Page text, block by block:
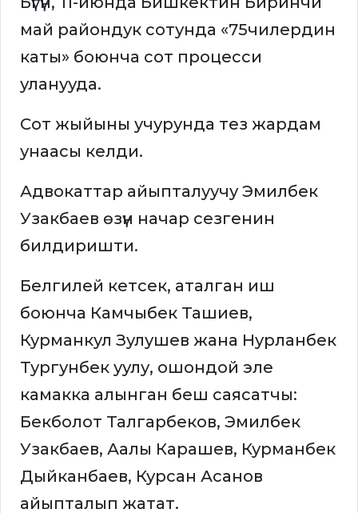
май райондук сотунда «75чилердин
каты» боюнча сот процесси
уланууда.
Сот жыйыны учурунда тез жардам
унаасы келди.
Адвокаттар айыпталуучу Эмилбек
Узакбаев өзүн начар сезгенин
билдиришти.
Белгилей кетсек, аталган иш
боюнча Камчыбек Ташиев,
Курманкул Зулушев жана Нурланбек
Тургунбек уулу, ошондой эле
камакка алынган беш саясатчы:
Бекболот Талгарбеков, Эмилбек
Узакбаев, Аалы Карашев, Курманбек
Дыйканбаев, Курсан Асанов
айыпталып жатат.